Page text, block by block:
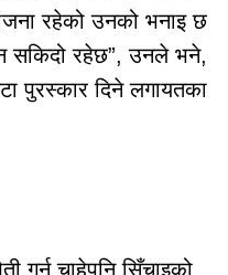
रहेको उनको भनाइ छ
सकिदो रहेछ”, उनले भने,
पुरस्कार दिने लगायतका
गर्न चाहेपनि सिँचाइको